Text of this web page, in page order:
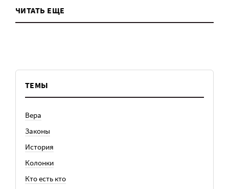
ЧИТАТЬ ЕЩЕ
ТЕМЫ
Вера
Законы
История
Колонки
Кто есть кто